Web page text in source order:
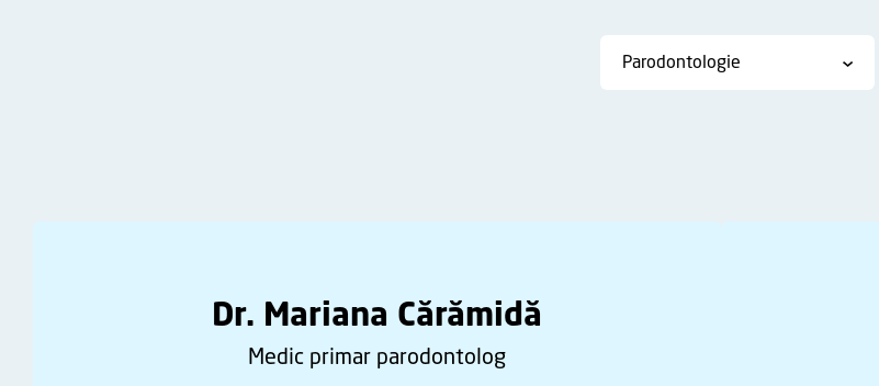
Parodontologie
Dr. Mariana Cărămidă
Medic primar parodontolog